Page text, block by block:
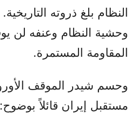
النظام بلغ ذروته
وحشية النظام وعنفه لن
المقاومة المستمرة.
وحسم شيدر الموقف
مستقبل إيران قائلاً بوضوح: